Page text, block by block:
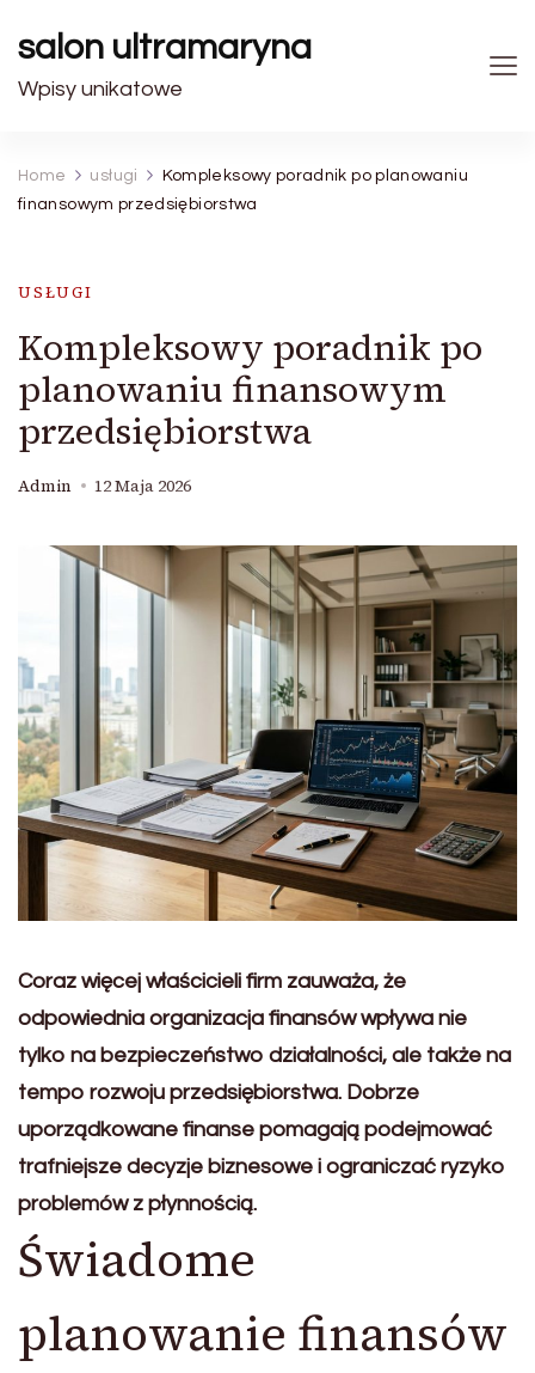
salon ultramaryna
Wpisy unikatowe
Home usługi
Kompleksowy poradnik po planowaniu
finansowym przedsiębiorstwa
USŁUGI
Kompleksowy poradnik po
planowaniu finansowym
przedsiębiorstwa
Admin 12 Maja 2026
Coraz więcej właścicieli firm zauważa, że
odpowiednia organizacja finansów wpływa nie
tylko na bezpieczeństwo działalności, ale także na
tempo rozwoju przedsiębiorstwa. Dobrze
uporządkowane finanse pomagają podejmować
trafniejsze decyzje biznesowe i ograniczać ryzyko
problemów z płynnością.
Świadome
planowanie finansów